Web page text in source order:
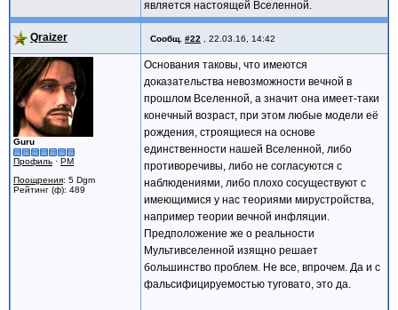
является настоящей Вселенной.
Qraizer Сообщ. #22 22.03.16, 14:42
Guru
Профиль · PM
Поощрения: 5 Dgm
Рейтинг (ф): 489
Основания таковы, что имеются
доказательства невозможности вечной в
прошлом Вселенной, а значит она имеет-таки
конечный возраст, при этом любые модели её
рождения, строящиеся на основе
единственности нашей Вселенной, либо
противоречивы, либо не согласуются с
наблюдениями, либо плохо сосуществуют с
имеющимися у нас теориями мирустройства,
например теории вечной инфляции.
Предположение же о реальности
Мультивселенной изящно решает
большинство проблем. Не все, впрочем. Да и с
фальсифицируемостью туговато, это да.